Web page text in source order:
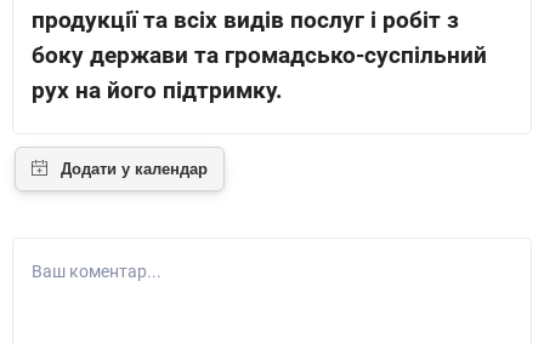
продукції та всіх видів послуг і робіт з
боку держави та громадсько-суспільний
рух на його підтримку.
Ваш коментар...